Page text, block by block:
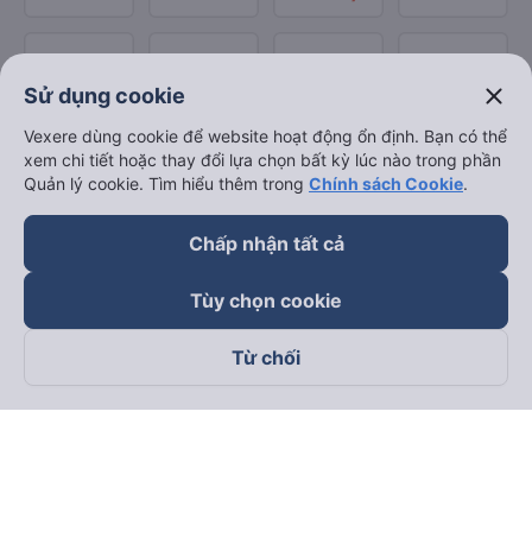
Theo dõi chúng tôi trên
Sử dụng cookie close
Vexere dùng cookie để website hoạt động ổn định. Bạn có thể
xem chi tiết hoặc thay đổi lựa chọn bất kỳ lúc nào trong phần
Quản lý cookie. Tìm hiểu thêm trong Chính sách Cookie.
Chấp nhận tất cả
Tùy chọn cookie
Từ chối